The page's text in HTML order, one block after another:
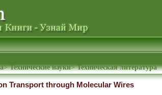
>Технические науки>Техническая литература
Transport through Molecular Wires